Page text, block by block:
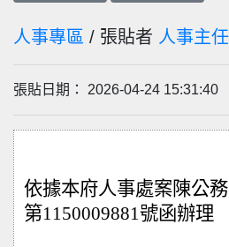
人事專區 / 張貼者 人事主任
張貼日期： 2026-04-24 15:31:40
依據本府人事處案陳公
第1150009881號函辦理